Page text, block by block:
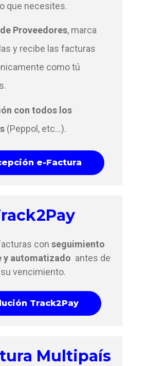
que necesites.
Proveedores, marca
y recibe las facturas
como tú
con todos los
(Peppol, etc...).
e-Factura
con seguimiento
y automatizado antes de
su vencimiento.
Track2Pay
Multipaís